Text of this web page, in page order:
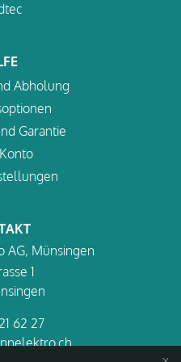
Abholung
Garantie
AG, Münsingen
1
62 27